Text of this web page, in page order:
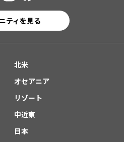
ティを見る
北米
オセアニア
リゾート
中近東
日本